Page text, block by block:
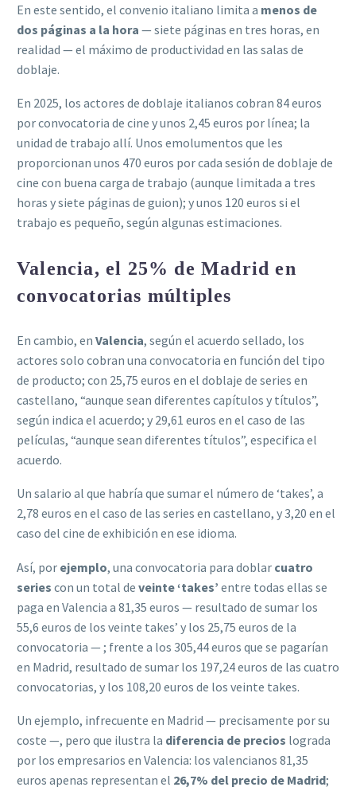
En este sentido, el convenio italiano limita a menos de
dos páginas a la hora — siete páginas en tres horas, en
realidad — el máximo de productividad en las salas de
doblaje.
En 2025, los actores de doblaje italianos cobran 84 euros
por convocatoria de cine y unos 2,45 euros por línea; la
unidad de trabajo allí. Unos emolumentos que les
proporcionan unos 470 euros por cada sesión de doblaje de
cine con buena carga de trabajo (aunque limitada a tres
horas y siete páginas de guion); y unos 120 euros si el
trabajo es pequeño, según algunas estimaciones.
Valencia, el 25% de Madrid en
convocatorias múltiples
En cambio, en Valencia, según el acuerdo sellado, los
actores solo cobran una convocatoria en función del tipo
de producto; con 25,75 euros en el doblaje de series en
castellano, “aunque sean diferentes capítulos y títulos”,
según indica el acuerdo; y 29,61 euros en el caso de las
películas, “aunque sean diferentes títulos”, especifica el
acuerdo.
Un salario al que habría que sumar el número de ‘takes’, a
2,78 euros en el caso de las series en castellano, y 3,20 en el
caso del cine de exhibición en ese idioma.
Así, por ejemplo, una convocatoria para doblar cuatro
series con un total de veinte ‘takes’ entre todas ellas se
paga en Valencia a 81,35 euros — resultado de sumar los
55,6 euros de los veinte takes’ y los 25,75 euros de la
convocatoria — ; frente a los 305,44 euros que se pagarían
en Madrid, resultado de sumar los 197,24 euros de las cuatro
convocatorias, y los 108,20 euros de los veinte takes.
Un ejemplo, infrecuente en Madrid — precisamente por su
coste —, pero que ilustra la diferencia de precios lograda
por los empresarios en Valencia: los valencianos 81,35
euros apenas representan el 26,7% del precio de Madrid;